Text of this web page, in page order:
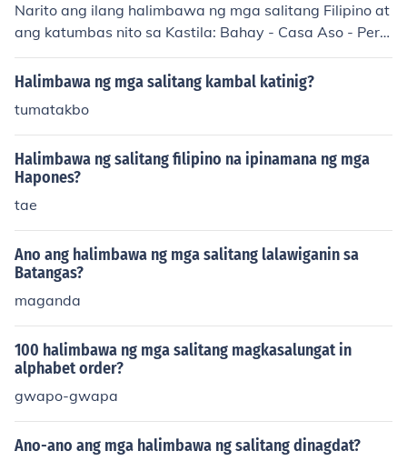
Narito ang ilang halimbawa ng mga salitang Filipino at
ang katumbas nito sa Kastila: Bahay - Casa Aso - Perr
o Pusa - Gato Saging - Banana Ang mga salitang ito a
y ilan lamang sa mga halimbawa ng mga salitang nag
Halimbawa ng mga salitang kambal katinig?
tumatakbo
Halimbawa ng salitang filipino na ipinamana ng mga
Hapones?
tae
Ano ang halimbawa ng mga salitang lalawiganin sa
Batangas?
maganda
100 halimbawa ng mga salitang magkasalungat in
alphabet order?
gwapo-gwapa
Ano-ano ang mga halimbawa ng salitang dinagdat?